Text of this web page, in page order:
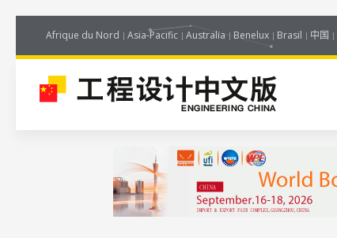
Afrique du Nord Asia-Pacific Australia Benelux Brasil 中国